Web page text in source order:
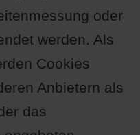
oder
werden. Als
Cookies
Anbietern als
das